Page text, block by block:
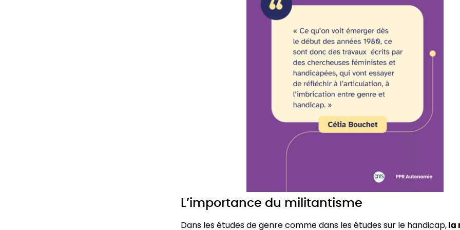
L’importance du militantisme
Dans les études de genre comme dans les études sur le handicap, la